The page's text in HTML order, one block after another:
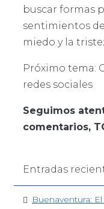
buscar formas
sentimientos
miedo y la
Próximo tema:
redes sociales
Seguimos
comentarios,
Entradas
Buenaventura: